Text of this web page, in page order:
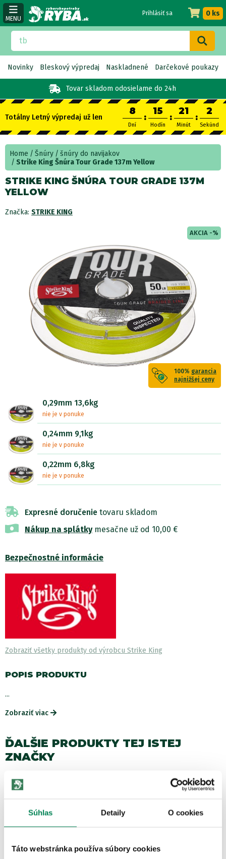
Súhlas Detaily O cookies
Táto webstránka používa súbory cookies
MENU
Tovar skladom odosielame do 24h
Prihlásiť sa 0 ks
Novinky Bleskový výpredaj Naskladnené Darčekové poukazy
Totálny Letný výpredaj už len
8
Dní
:
15
Hodín
:
21
Minút
:
2
Sekúnd
Home Šnúry
šnúry do navijakov
Strike King Šnúra Tour Grade 137m Yellow
STRIKE KING ŠNÚRA TOUR GRADE 137M
YELLOW
Značka: STRIKE KING
AKCIA -%
100% garancia
najnižšej ceny
0,29mm 13,6kg
nie je v ponuke
0,24mm 9,1kg
nie je v ponuke
0,22mm 6,8kg
nie je v ponuke
Expresné doručenie tovaru skladom
Nákup na splátkymesačne už od 10,00 €
Bezpečnostné informácie
Zobraziť všetky produkty od výrobcu Strike King
POPIS PRODUKTU
...
Zobraziť viac
ĎALŠIE PRODUKTY TEJ ISTEJ
ZNAČKY
LETNÝ VÝPREDAJ Akcia -72%